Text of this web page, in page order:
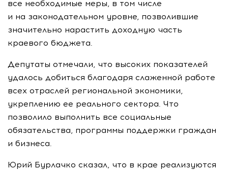
все необходимые меры, в том числе
и на законодательном уровне, позволившие
значительно нарастить доходную часть
краевого бюджета.
Депутаты отмечали, что высоких показателей
удалось добиться благодаря слаженной работе
всех отраслей региональной экономики,
укреплению ее реального сектора. Что
позволило выполнить все социальные
обязательства, программы поддержки граждан
и бизнеса.
Юрий Бурлачко сказал, что в крае реализуются